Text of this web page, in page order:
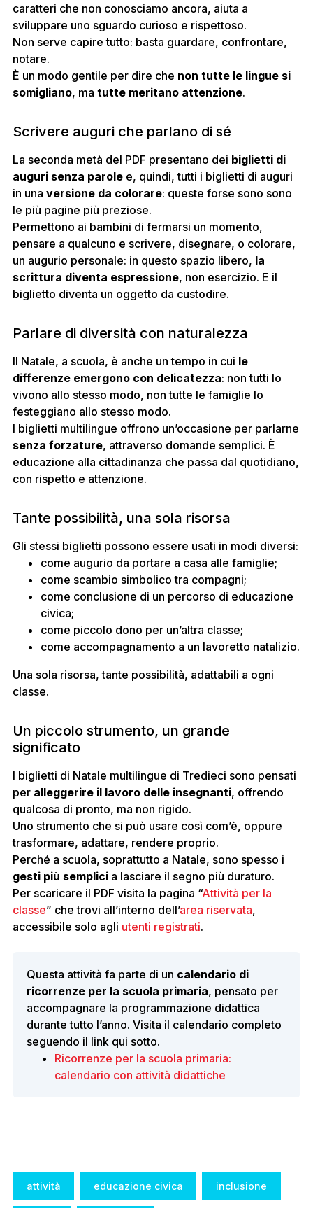
caratteri che non conosciamo ancora, aiuta a
sviluppare uno sguardo curioso e rispettoso.
Non serve capire tutto: basta guardare, confrontare,
notare.
È un modo gentile per dire che non tutte le lingue si
somigliano, ma tutte meritano attenzione.
Scrivere auguri che parlano di sé
La seconda metà del PDF presentano dei biglietti di
auguri senza parolee, quindi, tutti i biglietti di auguri
in una versione da colorare: queste forse sono sono
le più pagine più preziose.
Permettono ai bambini di fermarsi un momento,
pensare a qualcuno e scrivere, disegnare, o colorare,
un augurio personale: in questo spazio libero, la
scrittura diventa espressione, non esercizio. E il
biglietto diventa un oggetto da custodire.
Parlare di diversità con naturalezza
Il Natale, a scuola, è anche un tempo in cui le
differenze emergono con delicatezza: non tutti lo
vivono allo stesso modo, non tutte le famiglie lo
festeggiano allo stesso modo.
I biglietti multilingue offrono un’occasione per parlarne
senza forzature, attraverso domande semplici. È
educazione alla cittadinanza che passa dal quotidiano,
con rispetto e attenzione.
Tante possibilità, una sola risorsa
Gli stessi biglietti possono essere usati in modi diversi:
come augurio da portare a casa alle famiglie;
come scambio simbolico tra compagni;
come conclusione di un percorso di educazione
civica;
come piccolo dono per un’altra classe;
come accompagnamento a un lavoretto natalizio.
Una sola risorsa, tante possibilità, adattabili a ogni
classe.
Un piccolo strumento, un grande
significato
I biglietti di Natale multilingue di Tredieci sono pensati
per alleggerire il lavoro delle insegnanti, offrendo
qualcosa di pronto, ma non rigido.
Uno strumento che si può usare così com’è, oppure
trasformare, adattare, rendere proprio.
Perché a scuola, soprattutto a Natale, sono spesso i
gesti più semplicia lasciare il segno più duraturo.
Per scaricare il PDF visita la pagina “Attività per la
classe” che trovi all’interno dell’area riservata,
accessibile solo agli utenti registrati.
Questa attività fa parte di un calendario di
ricorrenze per la scuola primaria, pensato per
accompagnare la programmazione didattica
durante tutto l’anno. Visita il calendario completo
seguendo il link qui sotto.
Ricorrenze per la scuola primaria:
calendario con attività didattiche
Tags:attività educazione civica inclusione